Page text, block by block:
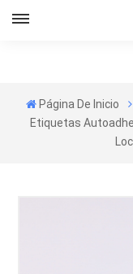
Página De Inicio
Etiquetas